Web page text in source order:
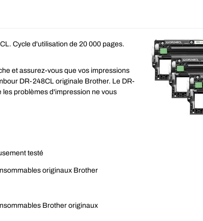
Cycle d'utilisation de 20 000 pages.
et assurez-vous que vos impressions
DR-248CL originale Brother. Le DR-
les problèmes d'impression ne vous
testé
originaux Brother
Brother originaux